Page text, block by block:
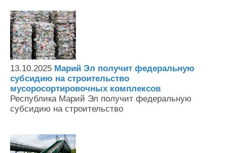
13.10.2025 Марий Эл получит федеральную
субсидию на строительство
мусоросортировочных комплексов
Республика Марий Эл получит федеральную
субсидию на строительство